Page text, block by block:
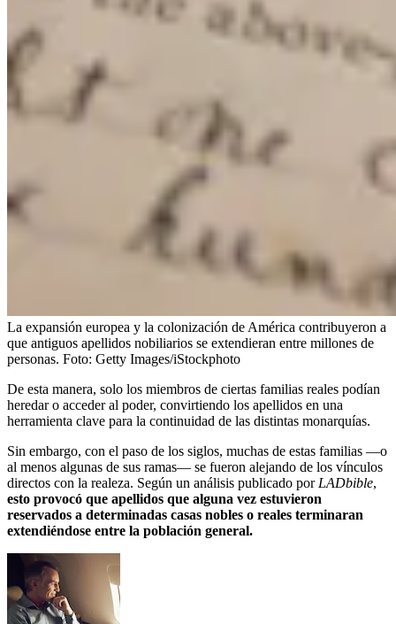
La expansión europea y la colonización de América contribuyeron a
que antiguos apellidos nobiliarios se extendieran entre millones de
personas. Foto: Getty Images/iStockphoto
De esta manera, solo los miembros de ciertas familias reales podían
heredar o acceder al poder, convirtiendo los apellidos en una
herramienta clave para la continuidad de las distintas monarquías.
Sin embargo, con el paso de los siglos, muchas de estas familias —o
al menos algunas de sus ramas— se fueron alejando de los vínculos
directos con la realeza. Según un análisis publicado por LADbible,
esto provocó que apellidos que alguna vez estuvieron
reservados a determinadas casas nobles o reales terminaran
extendiéndose entre la población general.